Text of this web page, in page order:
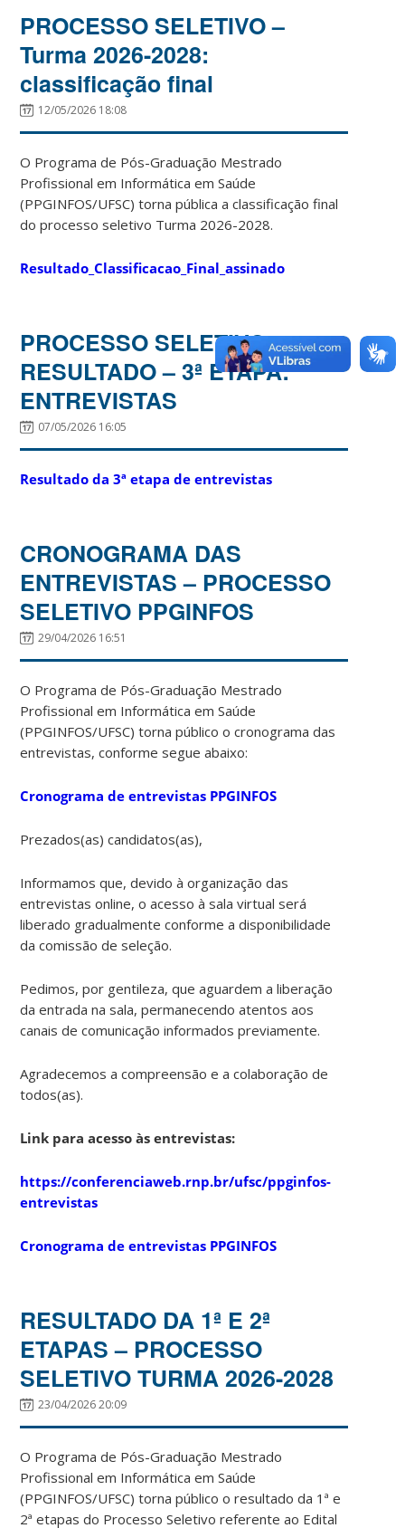
PROCESSO SELETIVO –
Turma 2026-2028:
classificação final
12/05/2026 18:08
O Programa de Pós-Graduação Mestrado
Profissional em Informática em Saúde
(PPGINFOS/UFSC) torna pública a classificação final
do processo seletivo Turma 2026-2028.
Resultado_Classificacao_Final_assinado
PROCESSO SELETIVO –
RESULTADO – 3ª ETAPA:
ENTREVISTAS
07/05/2026 16:05
Resultado da 3ª etapa de entrevistas
CRONOGRAMA DAS
ENTREVISTAS – PROCESSO
SELETIVO PPGINFOS
29/04/2026 16:51
O Programa de Pós-Graduação Mestrado
Profissional em Informática em Saúde
(PPGINFOS/UFSC) torna público o cronograma das
entrevistas, conforme segue abaixo:
Cronograma de entrevistas PPGINFOS
Prezados(as) candidatos(as),
Informamos que, devido à organização das
entrevistas online, o acesso à sala virtual será
liberado gradualmente conforme a disponibilidade
da comissão de seleção.
Pedimos, por gentileza, que aguardem a liberação
da entrada na sala, permanecendo atentos aos
canais de comunicação informados previamente.
Agradecemos a compreensão e a colaboração de
todos(as).
Link para acesso às entrevistas:
https://conferenciaweb.rnp.br/ufsc/ppginfos-
entrevistas
Cronograma de entrevistas PPGINFOS
RESULTADO DA 1ª E 2ª
ETAPAS – PROCESSO
SELETIVO TURMA 2026-2028
23/04/2026 20:09
O Programa de Pós-Graduação Mestrado
Profissional em Informática em Saúde
(PPGINFOS/UFSC) torna público o resultado da 1ª e
2ª etapas do Processo Seletivo referente ao Edital